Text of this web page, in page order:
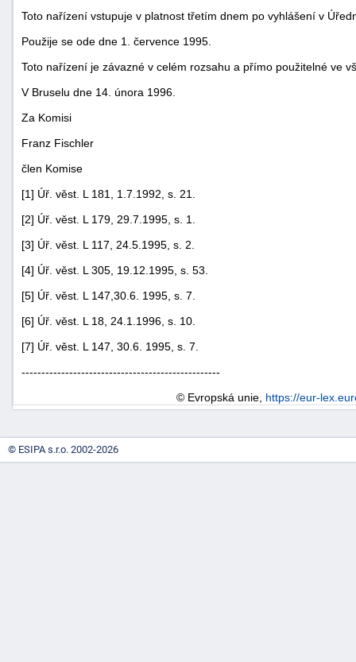
Toto nařízení vstupuje v platnost třetím dnem po vyhlášení v
Použije se ode dne 1. července 1995.
Toto nařízení je závazné v celém rozsahu a přímo použitelné ve
V Bruselu dne 14. února 1996.
Za Komisi
Franz Fischler
člen Komise
[1] Úř. věst. L 181, 1.7.1992, s. 21.
[2] Úř. věst. L 179, 29.7.1995, s. 1.
[3] Úř. věst. L 117, 24.5.1995, s. 2.
[4] Úř. věst. L 305, 19.12.1995, s. 53.
[5] Úř. věst. L 147,30.6. 1995, s. 7.
[6] Úř. věst. L 18, 24.1.1996, s. 10.
[7] Úř. věst. L 147, 30.6. 1995, s. 7.
--------------------------------------------------
© Evropská unie, https://eur-
-
© ESIPA s.r.o. 2002-2026